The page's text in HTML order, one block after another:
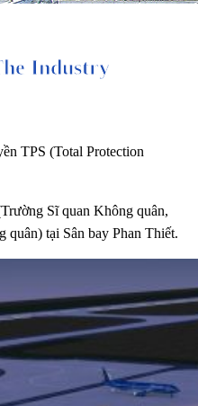
Industry
TPS (Total Protection
Sĩ quan Không quân,
quân) tại Sân bay Phan Thiết.